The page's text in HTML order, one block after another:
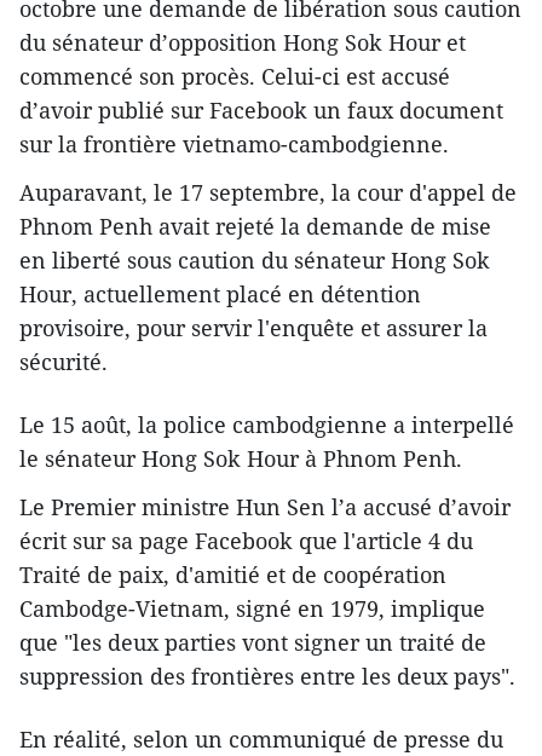
octobre une demande de libération sous caution
du sénateur d’opposition Hong Sok Hour et
commencé son procès. Celui-ci est accusé
d’avoir publié sur Facebook un faux document
sur la frontière vietnamo-cambodgienne.
Auparavant, le 17 septembre, la cour d'appel de
Phnom Penh avait rejeté la demande de mise
en liberté sous caution du sénateur Hong Sok
Hour, actuellement placé en détention
provisoire, pour servir l'enquête et assurer la
sécurité.
Le 15 août, la police cambodgienne a interpellé
le sénateur Hong Sok Hour à Phnom Penh.
Le Premier ministre Hun Sen l’a accusé d’avoir
écrit sur sa page Facebook que l'article 4 du
Traité de paix, d'amitié et de coopération
Cambodge-Vietnam, signé en 1979, implique
que "les deux parties vont signer un traité de
suppression des frontières entre les deux pays".
En réalité, selon un communiqué de presse du